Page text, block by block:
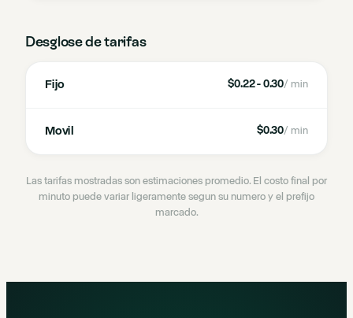
Desglose de tarifas
Fijo $0.22 - 0.30/ min
Movil $0.30/ min
Las tarifas mostradas son estimaciones promedio. El costo final por
minuto puede variar ligeramente segun su numero y el prefijo
marcado.